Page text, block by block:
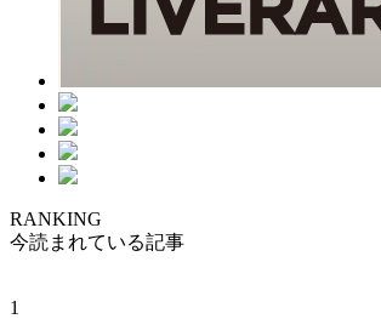
RANKING
今読まれている記事
1